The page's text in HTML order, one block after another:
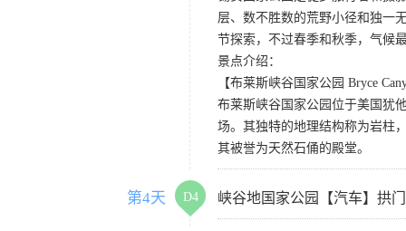
层、数不胜数的荒野小径和独一
节探索，不过春季和秋季，气候
景点介绍：
【布莱斯峡谷国家公园 Bryce
布莱斯峡谷国家公园位于美国犹
场。其独特的地理结构称为岩柱
其被誉为天然石俑的殿堂。
第4天 D4 峡谷地国家公园【汽车】拱